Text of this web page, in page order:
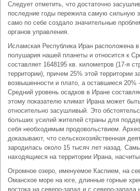
Следует отметить, что достаточно
последние годы пережила самую сильную
само по себе создало значительные
органов управления.
Исламская Республика Иран расположена
полушария нашей планеты и относится к
составляет 1648195 кв. километров (17-я
территории), причем 25% этой территории
возвышенности и плато, а оставшиеся 20%
Средний уровень осадков в Иране
этому показателю климат Ирана может
относительно засушливый. Это
больших усилий жителей страны для
себя необходимым продовольствием.
доказывают, что сельскохозяйственная
зародилась около 15 тысяч лет назад.
находящиеся на территории Ирана,
Огромное озеро, именуемое Каспием, на
Оманское море на юге, длинные горные
востока на северо-запад и с северо-